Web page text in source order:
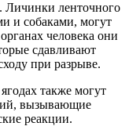
ленточного
и собаками, могут
человека они
сдавливают
при разрыве.
также могут
вызывающие
реакции.